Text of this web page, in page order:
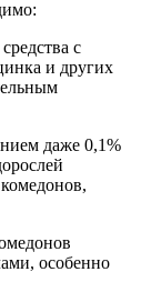
с
и других
даже 0,1%
особенно